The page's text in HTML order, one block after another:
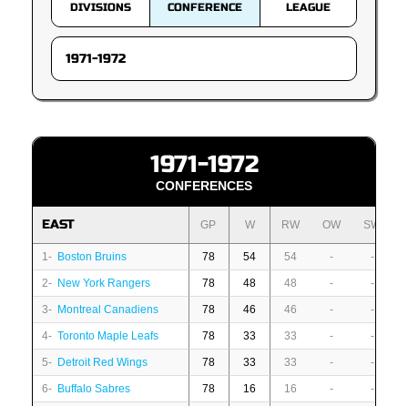
DIVISIONS CONFERENCE LEAGUE
1971-1972
CONFERENCES
EAST GP W RW OW SW
1- Boston Bruins 78 54 54 - -
2- New York Rangers 78 48 48 - -
3- Montreal Canadiens 78 46 46 - -
4- Toronto Maple Leafs 78 33 33 - -
5- Detroit Red Wings 78 33 33 - -
6- Buffalo Sabres 78 16 16 - -